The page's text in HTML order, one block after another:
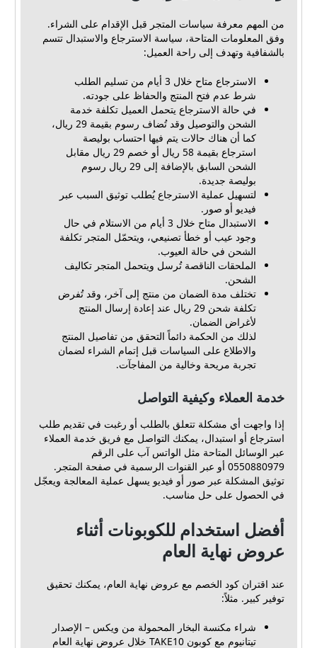
من المهم معرفة سياسات المتجر قبل الإقدام على الشراء.
وفق المعلومات المتاحة، سياسة الاسترجاع والاستبدال تتسم
بالشفافية وتهدف إلى راحة العميل:
الاسترجاع متاح خلال 3 أيام من تسليم الطلب
شرط عدم فتح المنتج والحفاظ على جودته.
في حالة الاسترجاع يتحمل العميل تكلفة خدمة
الشحن والتوصيل وقد تُضاف رسوم بقيمة 29 ريال،
كما أن هناك حالات يتم فيها احتساب بوليصة
استرجاع بقيمة 58 ريال أو خصم 29 ريال مقابل
الشحن السابق بالإضافة إلى 29 ريال رسوم
بوليصة جديدة.
لتسهيل عملية الاسترجاع يُطلب توثيق السبب عبر
فيديو أو صور.
الاستبدال متاح خلال 3 أيام من الاستلام في حال
وجود عيب أو خطأ تصنيعي، ويتحمّل المتجر تكلفة
الشحن في حالة العيوب.
الملحقات الناقصة تُرسل ويتحمل المتجر تكاليف
الشحن.
تختلف مدة الضمان من منتج إلى آخر، وقد تُفرض
تكلفة شحن 29 ريال عند إعادة إرسال المنتج
لأغراض الضمان.
لذلك من الحكمة دائماً التحقق من تفاصيل المنتج
والاطلاع على السياسات قبل إتمام الشراء لضمان
تجربة مريحة وخالية من المفاجآت.
خدمة العملاء وكيفية التواصل
إذا واجهت أي مشكلة تتعلق بالطلب أو رغبت في تقديم طلب
استرجاع أو استبدال، يمكنك التواصل مع فريق خدمة العملاء
عبر الوسائل المتاحة مثل الواتس آب على الرقم
0550880979 أو عبر القنوات الرسمية في صفحة المتجر.
توثيق المشكلة عبر صور أو فيديو يسهل عملية المعالجة ويعجّل
في الحصول على حل مناسب.
أفضل استخدام للكوبونات أثناء
عروض نهاية العام
عند اقتران كود الخصم مع عروض نهاية العام، يمكنك تحقيق
توفير كبير. مثلاً:
شراء مكنسة البخار المحمولة من ويكس – الإصدار
تيتانيوم مع كوبون TAKE10 خلال عروض نهاية العام